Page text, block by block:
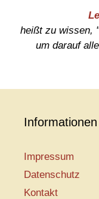
heißt zu wissen, "
um darauf
Informationen
Impressum
Datenschutz
Kontakt